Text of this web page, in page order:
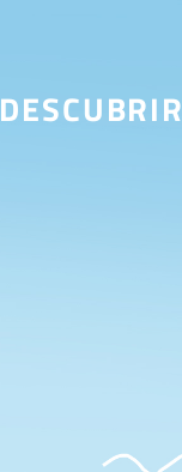
DESCUBRIR